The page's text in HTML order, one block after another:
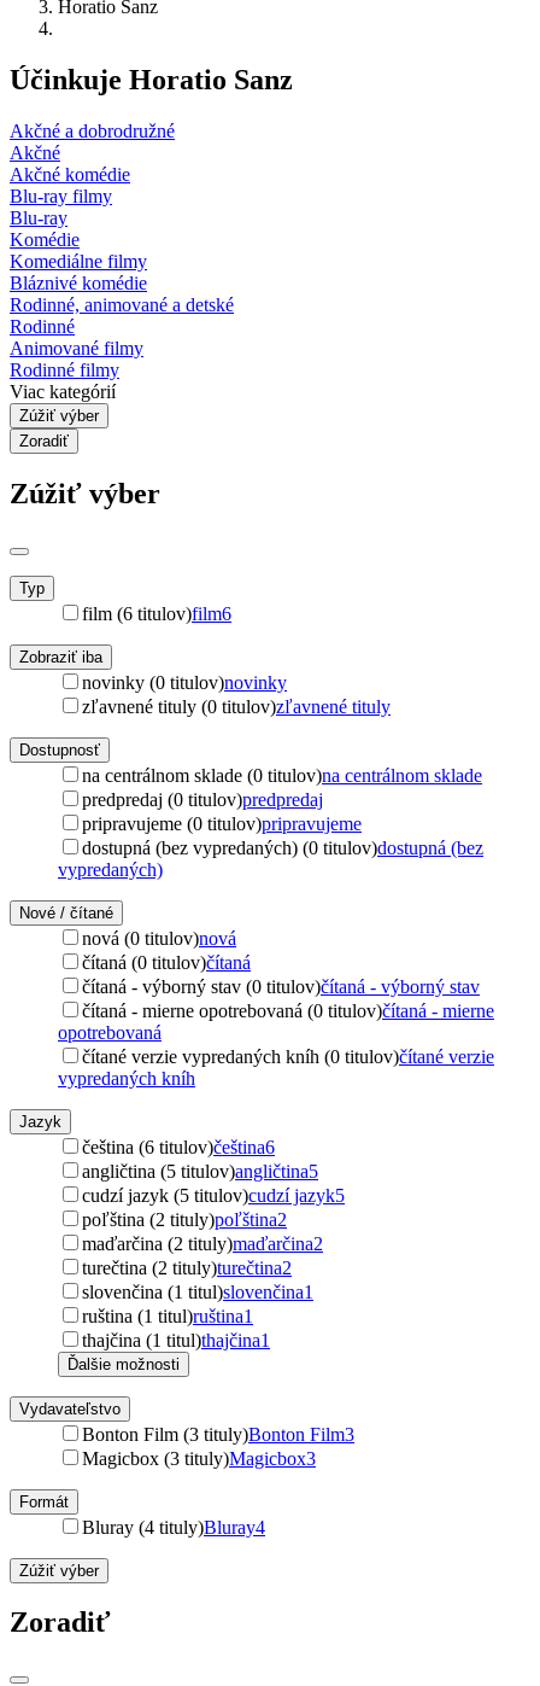
Horatio Sanz
Účinkuje Horatio Sanz
Akčné a dobrodružné
Akčné
Akčné komédie
Blu-ray filmy
Blu-ray
Komédie
Komediálne filmy
Bláznivé komédie
Rodinné, animované a detské
Rodinné
Animované filmy
Rodinné filmy
Viac kategórií
Zúžiť výber
Zoradiť
Zúžiť výber
Typ
film (6 titulov)film6
Zobraziť iba
novinky (0 titulov)novinky
zľavnené tituly (0 titulov)zľavnené tituly
Dostupnosť
na centrálnom sklade (0 titulov)na centrálnom sklade
predpredaj (0 titulov)predpredaj
pripravujeme (0 titulov)pripravujeme
dostupná (bez vypredaných) (0 titulov)dostupná (bez
vypredaných)
Nové / čítané
nová (0 titulov)nová
čítaná (0 titulov)čítaná
čítaná - výborný stav (0 titulov)čítaná - výborný stav
čítaná - mierne opotrebovaná (0 titulov)čítaná - mierne
opotrebovaná
čítané verzie vypredaných kníh (0 titulov)čítané verzie
vypredaných kníh
Jazyk
čeština (6 titulov)čeština6
angličtina (5 titulov)angličtina5
cudzí jazyk (5 titulov)cudzí jazyk5
poľština (2 tituly)poľština2
maďarčina (2 tituly)maďarčina2
turečtina (2 tituly)turečtina2
slovenčina (1 titul)slovenčina1
ruština (1 titul)ruština1
thajčina (1 titul)thajčina1
Ďalšie možnosti
Vydavateľstvo
Bonton Film (3 tituly)Bonton Film3
Magicbox (3 tituly)Magicbox3
Formát
Bluray (4 tituly)Bluray4
Zúžiť výber
Zoradiť